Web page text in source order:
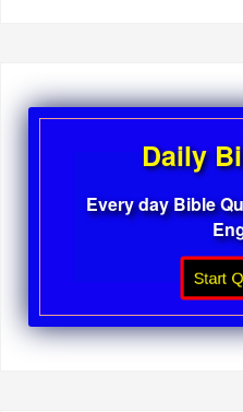
Daily
Every day Bible
Start